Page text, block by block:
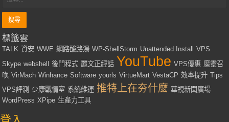
標籤雲
TALK 資安 WWE 網路酸路湯 WP-ShellStorm Unattended Install
VPS
Skype webshell 後門程式 麗文正經話 YouTube VPS優惠 魔靈召
喚 VirMach Winhance Software yourls VirtueMart VestaCP 效率提升 Tips
VPS評測 少康戰情室 系統維運 推特上在夯什麼 華視新聞廣場
WordPress XPipe 生產力工具